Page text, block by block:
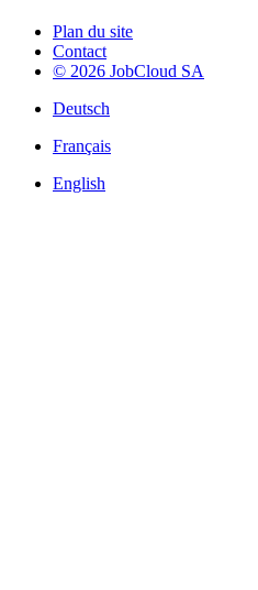
Plan du site
Contact
© 2026 JobCloud SA
Deutsch
Français
English